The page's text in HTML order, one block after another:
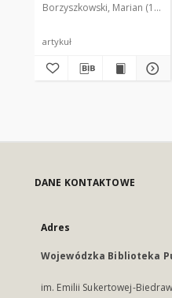
Borzyszkowski, Marian
artykuł
DANE KONTAKTOWE
Adres
Wojewódzka Biblioteka
im. Emilii Sukertowej-